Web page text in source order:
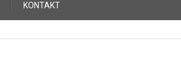
KONTAKT